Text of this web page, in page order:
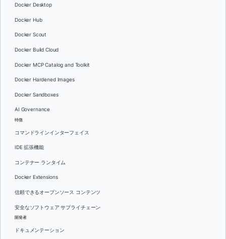
Docker Desktop
Docker Hub
Docker Scout
Docker Build Cloud
Docker MCP Catalog and Toolkit
Docker Hardened Images
Docker Sandboxes
AI Governance
特徴
コマンドラインインターフェイス
IDE 拡張機能
コンテナー ランタイム
Docker Extensions
信頼できるオープンソース コンテンツ
安全なソフトウェア サプライチェーン
開発者
ドキュメンテーション